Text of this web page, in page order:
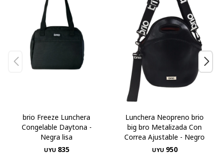
brio Freeze Lunchera
Congelable Daytona -
Negra lisa
UYU 835
Lunchera Neopreno brio
big bro Metalizada Con
Correa Ajustable - Negro
UYU 950